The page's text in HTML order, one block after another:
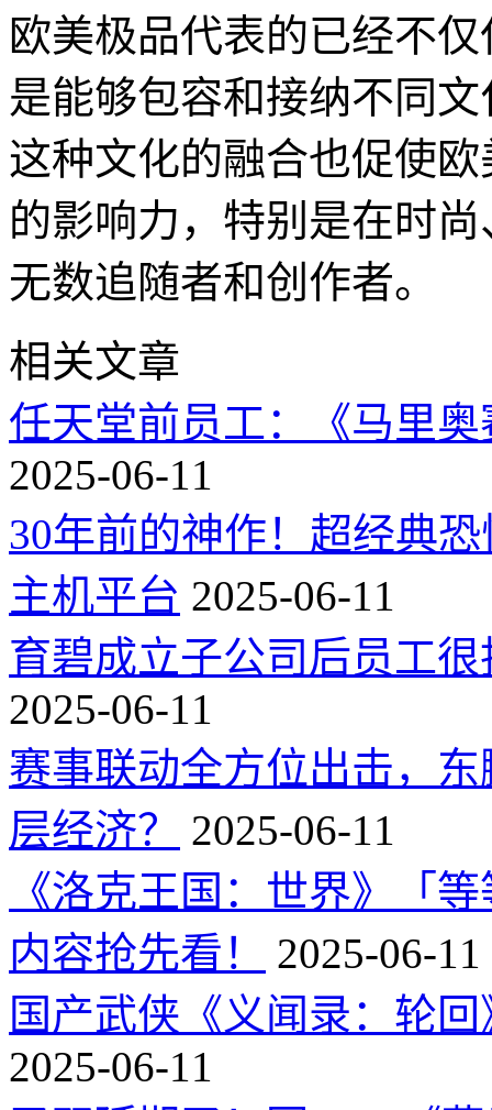
欧美极品代表的已经不
是能够包容和接纳不同
这种文化的融合也促使
的影响力，特别是在时
无数追随者和创作者。
相关文章
任天堂前员工：《马里
2025-06-11
30年前的神作！超经典
主机平台 2025-06-11
育碧成立子公司后员工
2025-06-11
赛事联动全方位出击，
层经济？
2025-06-11
《洛克王国：世界》「
内容抢先看！
2025-06-11
国产武侠《义闻录：轮
2025-06-11